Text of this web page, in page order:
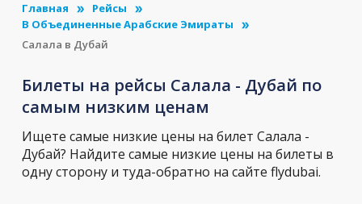
Главная
Рейсы
В Объединенные Арабские Эмираты
Салала в Дубай
Билеты на рейсы Салала - Дубай по
самым низким ценам
Ищете самые низкие цены на билет Салала -
Дубай? Найдите самые низкие цены на билеты в
одну сторону и туда-обратно на сайте flydubai.